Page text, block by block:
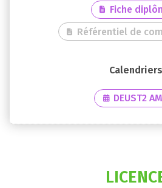
Fiche
Référentiel de
DEUST2